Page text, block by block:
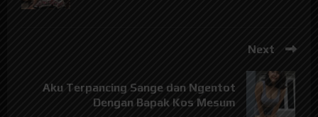
Next
Aku Terpancing Sange dan Ngentot
Dengan Bapak Kos Mesum